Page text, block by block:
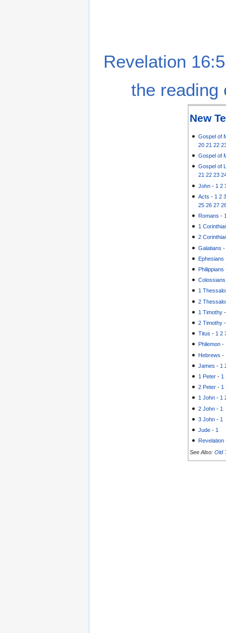
Revelation
the reading
New
Gospel of
20 21 22
Gospel of
Gospel of
21 22 23
John - 1 2
Acts - 1 2
25 26 27
Romans -
1
2
Galatians
Ephesians
Philippians
Colossians
1
2
1 Timothy
2 Timothy
Titus - 1 2
Philemon -
Hebrews -
James - 1
1 Peter - 1
2 Peter - 1
1 John - 1
2 John - 1
3 John - 1
Jude - 1
Revelation
See Also: Old